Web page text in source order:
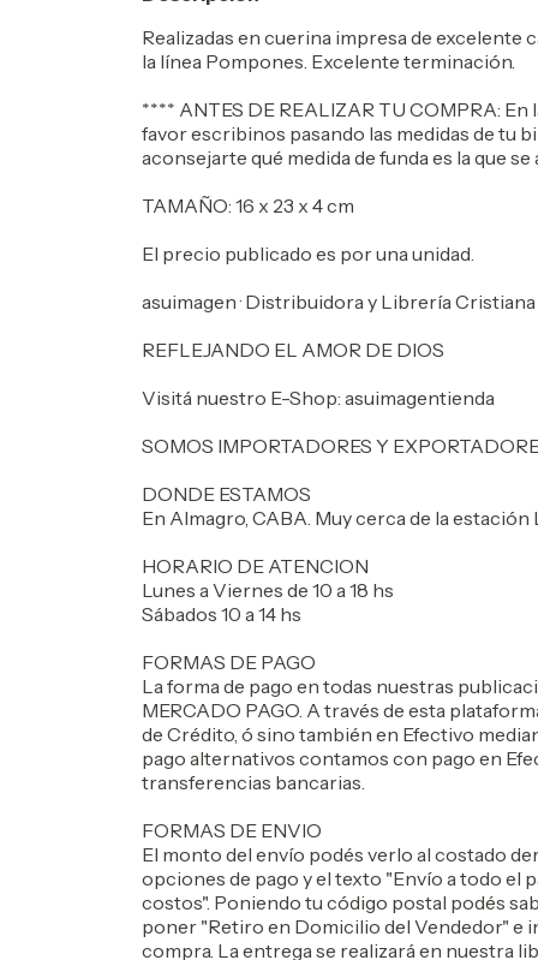
Realizadas en cuerina impresa de
la línea Pompones. Excelente terminación.
**** ANTES DE REALIZAR TU COMPRA:
favor escribinos pasando las medidas de tu
aconsejarte qué medida de funda es la que
TAMAÑO: 16 x 23 x 4 cm
El precio publicado es por una unidad.
asuimagen · Distribuidora y Librería Cristiana
REFLEJANDO EL AMOR DE DIOS
Visitá nuestro E-Shop: asuimagentienda
SOMOS IMPORTADORES Y
DONDE ESTAMOS
En Almagro, CABA. Muy cerca de la estación
HORARIO DE ATENCION
Lunes a Viernes de 10 a 18 hs
Sábados 10 a 14 hs
FORMAS DE PAGO
La forma de pago en todas nuestras
MERCADO PAGO. A través de esta
de Crédito, ó sino también en Efectivo
pago alternativos contamos con pago en
transferencias bancarias.
FORMAS DE ENVIO
El monto del envío podés verlo al costado
opciones de pago y el texto "Envío a todo el
costos". Poniendo tu código postal podés
poner "Retiro en Domicilio del Vendedor" e
compra. La entrega se realizará en nuestra